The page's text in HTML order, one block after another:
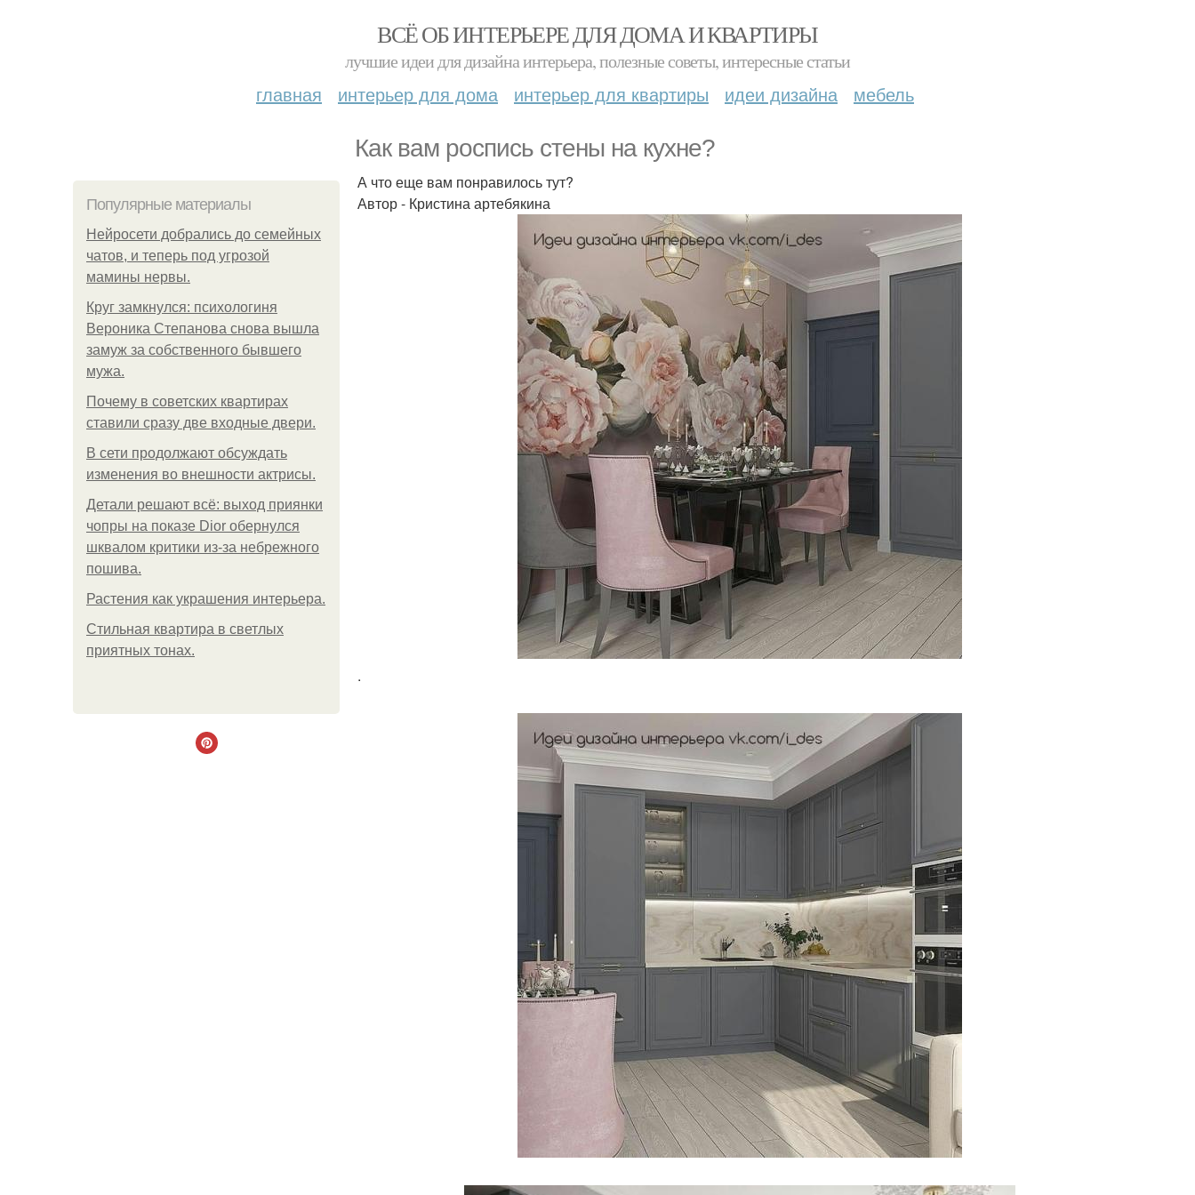
ВСЁ ОБ ИНТЕРЬЕРЕ ДЛЯ ДОМА И КВАРТИРЫ
лучшие идеи для дизайна интерьера, полезные советы, интересные статьи
главная интерьер для дома интерьер для квартиры идеи дизайна мебель
Как вам роспись стены на кухне?
Популярные материалы
Нейросети добрались до семейных
чатов, и теперь под угрозой
мамины нервы.
Круг замкнулся: психологиня
Вероника Степанова снова вышла
замуж за собственного бывшего
мужа.
Почему в советских квартирах
ставили сразу две входные двери.
В сети продолжают обсуждать
изменения во внешности актрисы.
Детали решают всё: выход приянки
чопры на показе Dior обернулся
шквалом критики из-за небрежного
пошива.
Растения как украшения интерьера.
Стильная квартира в светлых
приятных тонах.
А что еще вам понравилось тут?
Автор - Кристина артебякина
.